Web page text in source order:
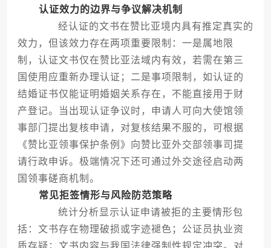
认证效力的边界与争议解决机制
经认证的文书在赞比亚境内具有推定真实的
效力，但该效力存在两项重要限制：一是属地限
制，认证文书仅在赞比亚法域内有效，若需在第三
国使用应重新办理认证；二是事项限制，如认证的
结婚证书仅能证明婚姻关系存在，不能直接用于财
产登记。当出现认证争议时，申请人可向大使馆领
事部门提出复核申请，对复核结果不服的，可根据
《赞比亚领事保护条例》向赞比亚外交部领事司提
请行政申诉。极端情况下还可通过外交途径启动两
国领事磋商机制。
常见拒签情形与风险防范策略
统计分析显示认证申请被拒的主要情形包
括：文书存在物理破损或字迹褪色；公证员执业资
质存疑；文书内容与我国法律强制性规定冲突。对